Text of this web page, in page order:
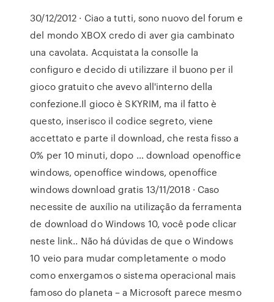
30/12/2012 · Ciao a tutti, sono nuovo del forum e
del mondo XBOX credo di aver gia cambinato
una cavolata. Acquistata la consolle la
configuro e decido di utilizzare il buono per il
gioco gratuito che avevo all'interno della
confezione.Il gioco è SKYRIM, ma il fatto è
questo, inserisco il codice segreto, viene
accettato e parte il download, che resta fisso a
0% per 10 minuti, dopo … download openoffice
windows, openoffice windows, openoffice
windows download gratis 13/11/2018 · Caso
necessite de auxílio na utilização da ferramenta
de download do Windows 10, você pode clicar
neste link.. Não há dúvidas de que o Windows
10 veio para mudar completamente o modo
como enxergamos o sistema operacional mais
famoso do planeta – a Microsoft parece mesmo